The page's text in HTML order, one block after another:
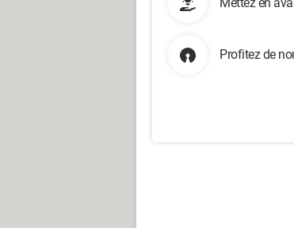
Profitez de